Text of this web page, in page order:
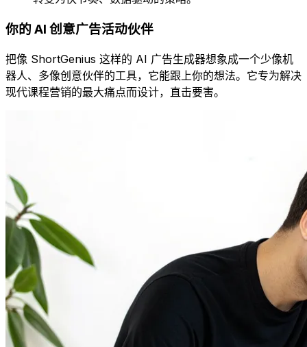
你的 AI 创意广告活动伙伴
把像 ShortGenius 这样的 AI 广告生成器想象成一个少像机
器人、多像创意伙伴的工具，它能跟上你的想法。它专为解决
现代课程营销的最大痛点而设计，直击要害。